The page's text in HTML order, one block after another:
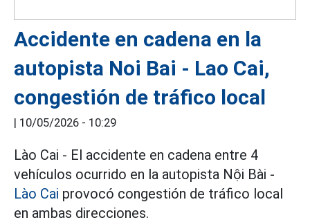
Accidente en cadena en la
autopista Noi Bai - Lao Cai,
congestión de tráfico local
| 10/05/2026 - 10:29
Lào Cai - El accidente en cadena entre 4
vehículos ocurrido en la autopista Nội Bài -
Lào Cai provocó congestión de tráfico local
en ambas direcciones.